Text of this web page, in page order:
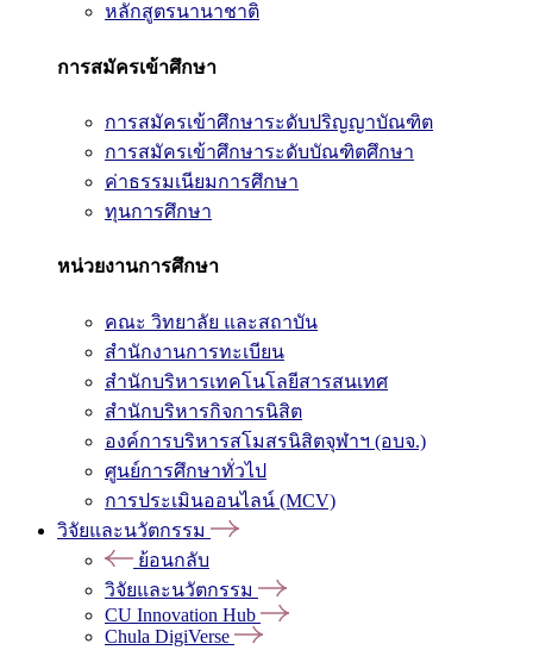
หลักสูตรนานาชาติ
การสมัครเข้าศึกษา
การสมัครเข้าศึกษาระดับปริญญาบัณฑิต
การสมัครเข้าศึกษาระดับบัณฑิตศึกษา
ค่าธรรมเนียมการศึกษา
ทุนการศึกษา
หน่วยงานการศึกษา
คณะ วิทยาลัย และสถาบัน
สำนักงานการทะเบียน
สำนักบริหารเทคโนโลยีสารสนเทศ
สำนักบริหารกิจการนิสิต
องค์การบริหารสโมสรนิสิตจุฬาฯ (อบจ.)
ศูนย์การศึกษาทั่วไป
การประเมินออนไลน์ (MCV)
วิจัยและนวัตกรรม
ย้อนกลับ
วิจัยและนวัตกรรม
CU Innovation Hub
Chula DigiVerse